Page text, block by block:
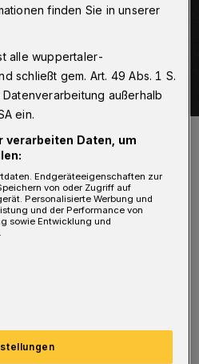
Musikproduzent aus Wuppertal.
und Musikproduzent
in seinem neuen
Thema Depression
ist und zuhört. „Der
finden Sie in unserer
alle wuppertaler-
schließt gem. Art. 49 Abs. 1 S.
Datenverarbeitung außerhalb
ein.
verarbeiten Daten, um
Endgeräteeigenschaften zur
von oder Zugriff auf
Personalisierte Werbung und
und der Performance von
sowie Entwicklung und